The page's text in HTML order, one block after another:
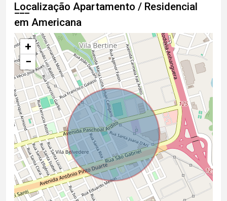
Localização Apartamento / Residencial
em Americana
+
−